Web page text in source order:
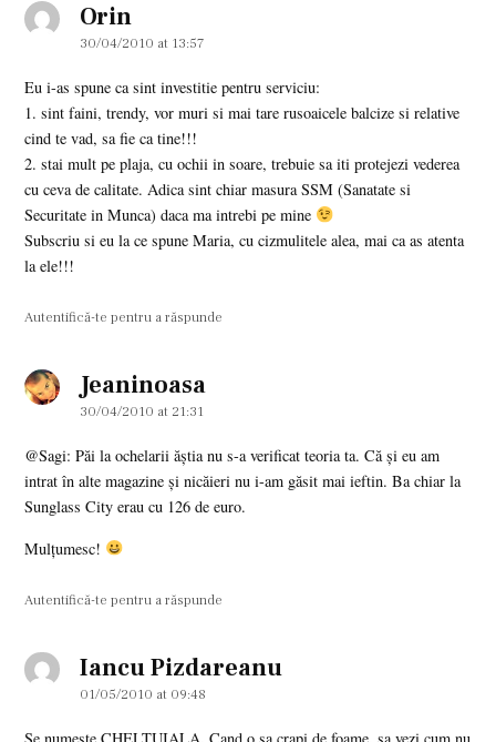
Orin
30/04/2010 at 13:57
Eu i-as spune ca sint investitie pentru serviciu:
1. sint faini, trendy, vor muri si mai tare rusoaicele balcize si relative
cind te vad, sa fie ca tine!!!
2. stai mult pe plaja, cu ochii in soare, trebuie sa iti protejezi vederea
cu ceva de calitate. Adica sint chiar masura SSM (Sanatate si
Securitate in Munca) daca ma intrebi pe mine
Subscriu si eu la ce spune Maria, cu cizmulitele alea, mai ca as atenta
la ele!!!
Autentifică-te pentru a răspunde
Jeaninoasa
30/04/2010 at 21:31
@Sagi: Păi la ochelarii ăştia nu s-a verificat teoria ta. Că şi eu am
intrat în alte magazine şi nicăieri nu i-am găsit mai ieftin. Ba chiar la
Sunglass City erau cu 126 de euro.
Mulţumesc!
Autentifică-te pentru a răspunde
Iancu Pizdareanu
01/05/2010 at 09:48
Se numeste CHELTUIALA. Cand o sa crapi de foame, sa vezi cum nu